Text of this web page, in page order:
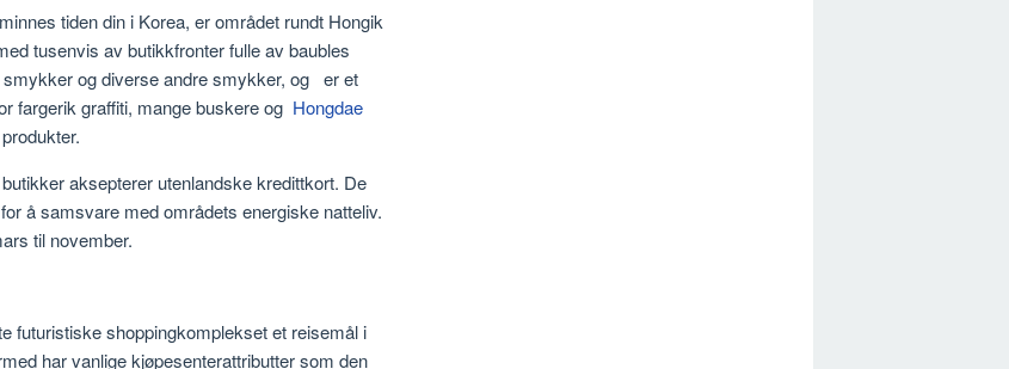
tiden din i Korea, er området rundt Hongik
tusenvis av butikkfronter fulle av baubles
smykker og diverse andre smykker, og er et
fargerik graffiti, mange buskere og Hongdae
aksepterer utenlandske kredittkort. De
å samsvare med områdets energiske natteliv.
til november.
futuristiske shoppingkomplekset et reisemål i
har vanlige kjøpesenterattributter som den